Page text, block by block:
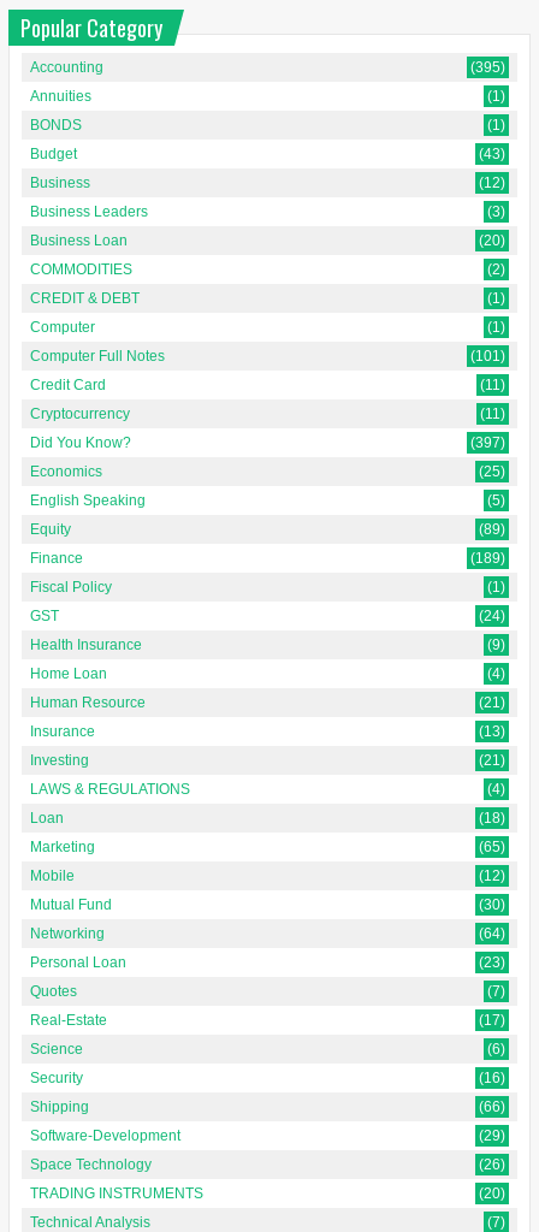
Popular Category
Accounting
(395)
Annuities
(1)
BONDS
(1)
Budget
(43)
Business
(12)
Business Leaders
(3)
Business Loan
(20)
COMMODITIES
(2)
CREDIT & DEBT
(1)
Computer
(1)
Computer Full Notes
(101)
Credit Card
(11)
Cryptocurrency
(11)
Did You Know?
(397)
Economics
(25)
English Speaking
(5)
Equity
(89)
Finance
(189)
Fiscal Policy
(1)
GST
(24)
Health Insurance
(9)
Home Loan
(4)
Human Resource
(21)
Insurance
(13)
Investing
(21)
LAWS & REGULATIONS
(4)
Loan
(18)
Marketing
(65)
Mobile
(12)
Mutual Fund
(30)
Networking
(64)
Personal Loan
(23)
Quotes
(7)
Real-Estate
(17)
Science
(6)
Security
(16)
Shipping
(66)
Software-Development
(29)
Space Technology
(26)
TRADING INSTRUMENTS
(20)
Technical Analysis
(7)